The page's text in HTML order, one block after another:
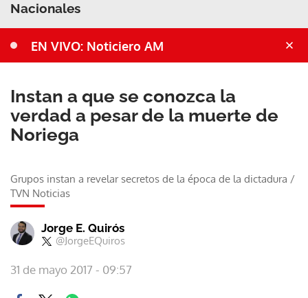
Nacionales
EN VIVO: Noticiero AM
Instan a que se conozca la
verdad a pesar de la muerte de
Noriega
Grupos instan a revelar secretos de la época de la dictadura /
TVN Noticias
Jorge E. Quirós
@JorgeEQuiros
31 de mayo 2017 - 09:57